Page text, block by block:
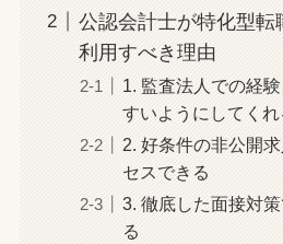
公認会計士が特化型転
利用すべき理由
1. 監査法人での経
すいようにしてくれ
2. 好条件の非公開
セスできる
3. 徹底した面接対
る